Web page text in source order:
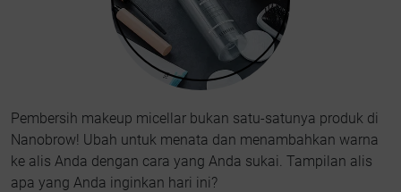
Pembersih makeup micellar bukan satu-satunya produk di
Nanobrow! Ubah untuk menata dan menambahkan warna
ke alis Anda dengan cara yang Anda sukai. Tampilan alis
apa yang Anda inginkan hari ini?